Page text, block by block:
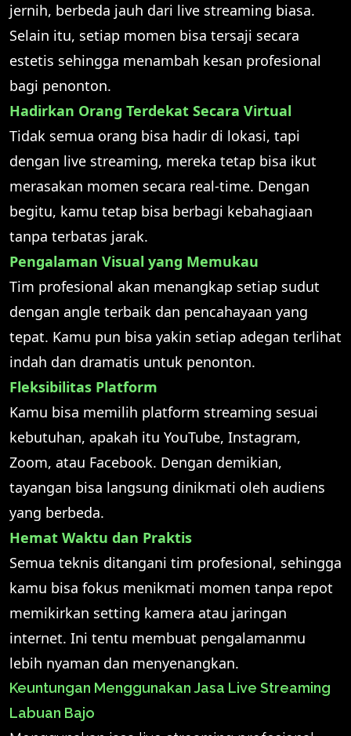
jernih, berbeda jauh dari live streaming biasa.
Selain itu, setiap momen bisa tersaji secara
estetis sehingga menambah kesan profesional
bagi penonton.
Hadirkan Orang Terdekat Secara Virtual
Tidak semua orang bisa hadir di lokasi, tapi
dengan live streaming, mereka tetap bisa ikut
merasakan momen secara real-time. Dengan
begitu, kamu tetap bisa berbagi kebahagiaan
tanpa terbatas jarak.
Pengalaman Visual yang Memukau
Tim profesional akan menangkap setiap sudut
dengan angle terbaik dan pencahayaan yang
tepat. Kamu pun bisa yakin setiap adegan terlihat
indah dan dramatis untuk penonton.
Fleksibilitas Platform
Kamu bisa memilih platform streaming sesuai
kebutuhan, apakah itu YouTube, Instagram,
Zoom, atau Facebook. Dengan demikian,
tayangan bisa langsung dinikmati oleh audiens
yang berbeda.
Hemat Waktu dan Praktis
Semua teknis ditangani tim profesional, sehingga
kamu bisa fokus menikmati momen tanpa repot
memikirkan setting kamera atau jaringan
internet. Ini tentu membuat pengalamanmu
lebih nyaman dan menyenangkan.
Keuntungan Menggunakan Jasa Live Streaming
Labuan Bajo